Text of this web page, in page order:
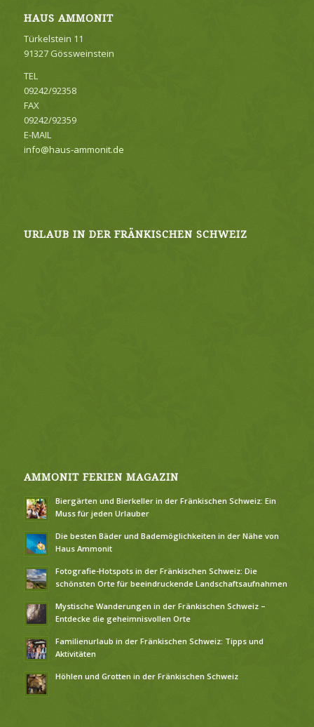
HAUS AMMONIT
Türkelstein 11
91327 Gössweinstein
TEL
09242/92358
FAX
09242/92359
E-MAIL
info@haus-ammonit.de
URLAUB IN DER FRÄNKISCHEN SCHWEIZ
AMMONIT FERIEN MAGAZIN
Biergärten und Bierkeller in der Fränkischen Schweiz: Ein
Muss für jeden Urlauber
Die besten Bäder und Bademöglichkeiten in der Nähe von
Haus Ammonit
Fotografie-Hotspots in der Fränkischen Schweiz: Die
schönsten Orte für beeindruckende Landschafts­aufnahmen
Mystische Wanderungen in der Fränkischen Schweiz –
Entdecke die geheimnisvollen Orte
Familienurlaub in der Fränkischen Schweiz: Tipps und
Aktivitäten
Höhlen und Grotten in der Fränkischen Schweiz